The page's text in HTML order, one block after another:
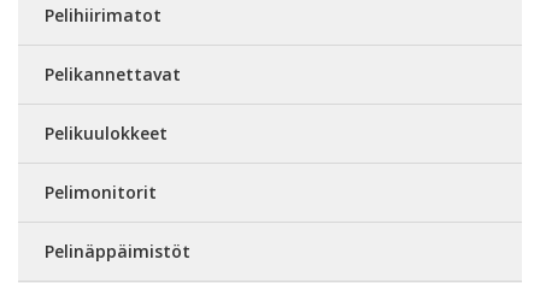
Pelihiirimatot
Pelikannettavat
Pelikuulokkeet
Pelimonitorit
Pelinäppäimistöt